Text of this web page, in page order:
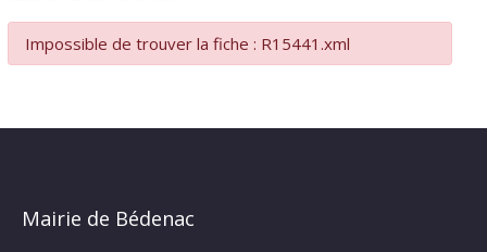
Impossible de trouver la fiche : R15441.xml
Mairie de Bédenac